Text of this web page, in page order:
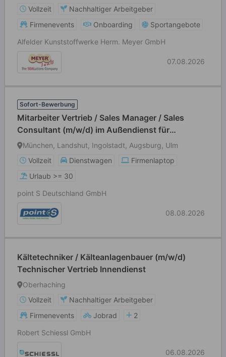
Vollzeit
Nachhaltiger Arbeitgeber
Firmenevents
Onboarding
Sportangebote
Alfelder Kunststoffwerke Herm. Meyer GmbH
07.08.2026
Sofort-Bewerbung
Mitarbeiter Vertrieb / Sales Manager / Sales
Consultant (m/w/d) im Außendienst für
Postleitzahlbereich 8
München, Landshut, Ingolstadt, Augsburg, Ulm
Vollzeit
Dienstwagen
Firmenlaptop
Urlaub >= 30
point S Deutschland GmbH
08.08.2026
Kältetechniker / Kälteanlagenbauer (m/w/d)
Technischer Vertrieb Innendienst
Oberhaching
Vollzeit
Nachhaltiger Arbeitgeber
Firmenevents
Jobrad
2
Robert Schiessl GmbH
06.08.2026